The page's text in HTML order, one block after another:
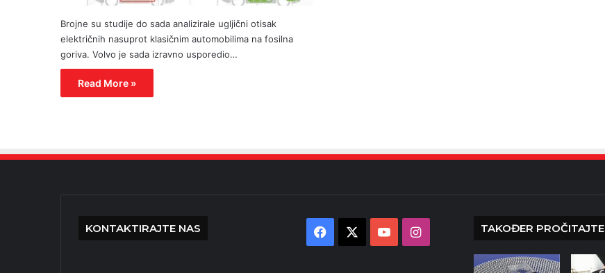
Brojne su studije do sada analizirale ugljični otisak
električnih nasuprot klasičnim automobilima na fosilna
goriva. Volvo je sada izravno usporedio…
Read More »
KONTAKTIRAJTE NAS Facebook YouTubeInstagram TAKOĐER PROČITAJTE